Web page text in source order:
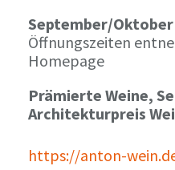
September/
Öffnungszeiten
Homepage
Prämierte Weine,
Architekturpreis
https://anton-